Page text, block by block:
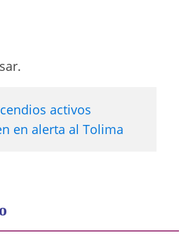
activos
en alerta al Tolima